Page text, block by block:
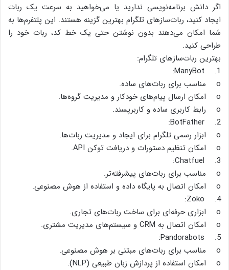
اگر دانش برنامه‌نویسی ندارید یا می‌خواهید به سرعت یک ربات
ایجاد کنید، ربات‌سازهای تلگرام بهترین گزینه هستند. این پلتفرم‌ها به
شما امکان می‌دهند بدون نوشتن حتی یک خط کد، ربات خود را
طراحی کنید.
بهترین ربات‌سازهای تلگرام:
1. ManyBot:
o مناسب برای ربات‌های ساده.
o امکان ارسال پیام‌های خودکار و مدیریت گروه‌ها.
o رابط کاربری ساده و کاربرپسند.
2. BotFather:
o ابزار رسمی تلگرام برای ایجاد و مدیریت ربات‌ها.
o امکان تنظیم دستورات و دریافت توکن API.
3. Chatfuel:
o مناسب برای ربات‌های پیشرفته‌تر.
o امکان اتصال به پایگاه داده و استفاده از هوش مصنوعی.
4. Zoko:
o ابزاری حرفه‌ای برای ساخت ربات‌های تجاری.
o امکان اتصال به CRM و سیستم‌های مدیریت مشتری.
5. Pandorabots:
o مناسب برای ربات‌های مبتنی بر هوش مصنوعی.
o امکان استفاده از پردازش زبان طبیعی (NLP).